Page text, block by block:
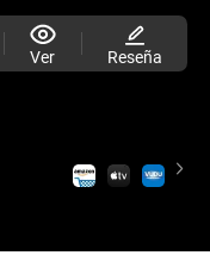
Ver Reseña